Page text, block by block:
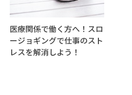
医療関係で働く方へ！スロ
ージョギングで仕事のスト
レスを解消しよう！